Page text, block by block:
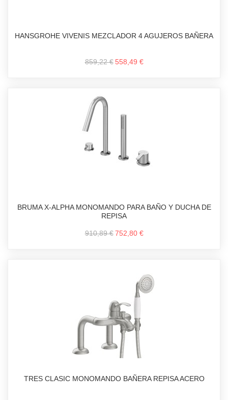
HANSGROHE VIVENIS MEZCLADOR 4 AGUJEROS BAÑERA
859,22 € 558,49 €
BRUMA X-ALPHA MONOMANDO PARA BAÑO Y DUCHA DE
REPISA
910,89 € 752,80 €
TRES CLASIC MONOMANDO BAÑERA REPISA ACERO